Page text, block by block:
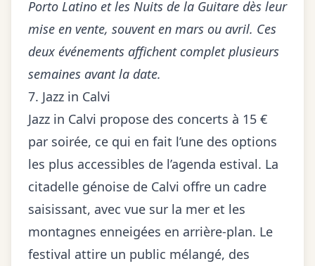
Porto Latino et les Nuits de la Guitare dès leur
mise en vente, souvent en mars ou avril. Ces
deux événements affichent complet plusieurs
semaines avant la date.
7. Jazz in Calvi
Jazz in Calvi propose des concerts à 15 €
par soirée, ce qui en fait l’une des options
les plus accessibles de l’agenda estival. La
citadelle génoise de Calvi offre un cadre
saisissant, avec vue sur la mer et les
montagnes enneigées en arrière-plan. Le
festival attire un public mélangé, des